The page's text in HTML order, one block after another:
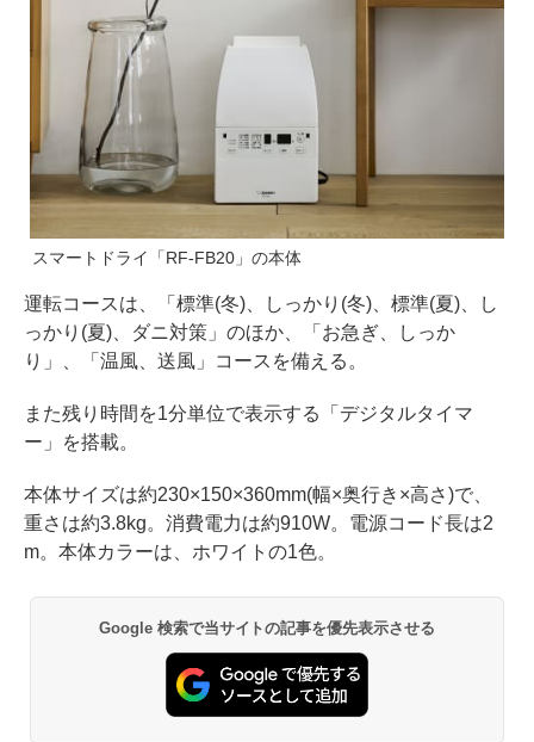
スマートドライ「RF-FB20」の本体
運転コースは、「標準(冬)、しっかり(冬)、標準(夏)、し
っかり(夏)、ダニ対策」のほか、「お急ぎ、しっか
り」、「温風、送風」コースを備える。
また残り時間を1分単位で表示する「デジタルタイマ
ー」を搭載。
本体サイズは約230×150×360mm(幅×奥行き×高さ)で、
重さは約3.8kg。消費電力は約910W。電源コード長は2
m。本体カラーは、ホワイトの1色。
Google 検索で当サイトの記事を優先表示させる